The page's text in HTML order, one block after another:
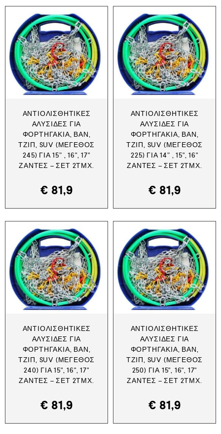
ΑΝΤΙΟΛΙΣΘΗΤΙΚΈΣ
ΑΛΥΣΊΔΕΣ ΓΙΑ
ΦΟΡΤΗΓΆΚΙΑ, ΒΑΝ,
ΤΖΙΠ, SUV (ΜΈΓΕΘΟΣ
245) ΓΙΑ 15” , 16", 17"
ΖΆΝΤΕΣ – ΣΕΤ 2ΤΜΧ.
€ 81,9
ΑΝΤΙΟΛΙΣΘΗΤΙΚΈΣ
ΑΛΥΣΊΔΕΣ ΓΙΑ
ΦΟΡΤΗΓΆΚΙΑ, ΒΑΝ,
ΤΖΙΠ, SUV (ΜΈΓΕΘΟΣ
225) ΓΙΑ 14” , 15", 16"
ΖΆΝΤΕΣ – ΣΕΤ 2ΤΜΧ.
€ 81,9
ΑΝΤΙΟΛΙΣΘΗΤΙΚΈΣ
ΑΛΥΣΊΔΕΣ ΓΙΑ
ΦΟΡΤΗΓΆΚΙΑ, ΒΑΝ,
ΤΖΙΠ, SUV (ΜΈΓΕΘΟΣ
240) ΓΙΑ 15", 16", 17"
ΖΆΝΤΕΣ – ΣΕΤ 2ΤΜΧ.
€ 81,9
ΑΝΤΙΟΛΙΣΘΗΤΙΚΈΣ
ΑΛΥΣΊΔΕΣ ΓΙΑ
ΦΟΡΤΗΓΆΚΙΑ, ΒΑΝ,
ΤΖΙΠ, SUV (ΜΈΓΕΘΟΣ
250) ΓΙΑ 15", 16", 17"
ΖΆΝΤΕΣ – ΣΕΤ 2ΤΜΧ.
€ 81,9